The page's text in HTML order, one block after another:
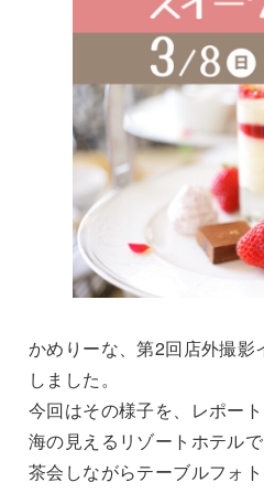
かめりーな、第2回店外撮
しました。
今回はその様子を、レポート
海の見えるリゾートホテル
茶会しながらテーブルフォト